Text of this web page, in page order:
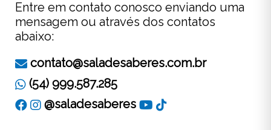
Entre em contato conosco enviando uma
mensagem ou através dos contatos
abaixo:
contato@saladesaberes.com.br
(54) 999.587.285
@saladesaberes